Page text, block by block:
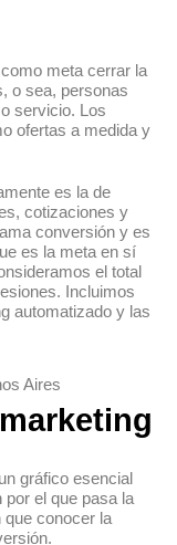
meta cerrar la
o sea, personas
servicio. Los
ofertas a medida y
es la de
cotizaciones y
conversión y es
es la meta en sí
el total
Incluimos
automatizado y las
gráfico esencial
por el que pasa la
que conocer la